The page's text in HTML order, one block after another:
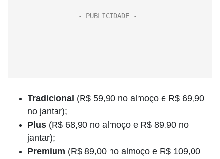
Tradicional (R$ 59,90 no almoço e R$ 69,90
no jantar);
Plus (R$ 68,90 no almoço e R$ 89,90 no
jantar);
Premium (R$ 89,00 no almoço e R$ 109,00